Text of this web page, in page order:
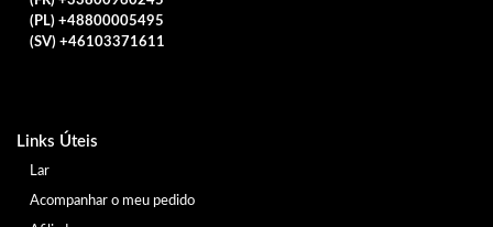
(PL) +48800005495
(SV) +46103371611
Links Úteis
Lar
Acompanhar o meu pedido